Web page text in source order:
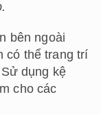
bên ngoài
có thể trang trí
dụng kệ
cho các